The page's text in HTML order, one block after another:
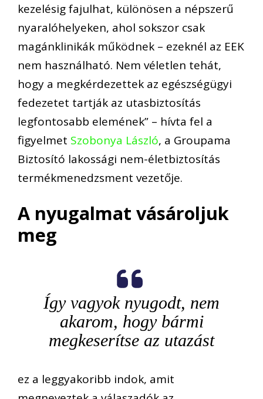
kezelésig fajulhat, különösen a népszerű
nyaralóhelyeken, ahol sokszor csak
magánklinikák működnek – ezeknél az EEK
nem használható. Nem véletlen tehát,
hogy a megkérdezettek az egészségügyi
fedezetet tartják az utasbiztosítás
legfontosabb elemének” – hívta fel a
figyelmet Szobonya László, a Groupama
Biztosító lakossági nem-életbiztosítás
termékmenedzsment vezetője.
A nyugalmat vásároljuk
meg
Így vagyok nyugodt, nem
akarom, hogy bármi
megkeserítse az utazást
ez a leggyakoribb indok, amit